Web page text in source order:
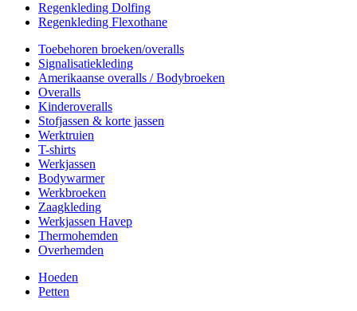
Regenkleding Dolfing
Regenkleding Flexothane
Toebehoren broeken/overalls
Signalisatiekleding
Amerikaanse overalls / Bodybroeken
Overalls
Kinderoveralls
Stofjassen & korte jassen
Werktruien
T-shirts
Werkjassen
Bodywarmer
Werkbroeken
Zaagkleding
Werkjassen Havep
Thermohemden
Overhemden
Hoeden
Petten